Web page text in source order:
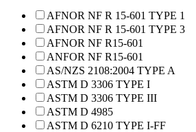
AFNOR NF R 15-601 TYPE 1
AFNOR NF R 15-601 TYPE 3
AFNOR NF R15-601
ANFOR NF R15-601
AS/NZS 2108:2004 TYPE A
ASTM D 3306 TYPE I
ASTM D 3306 TYPE III
ASTM D 4985
ASTM D 6210 TYPE I-FF